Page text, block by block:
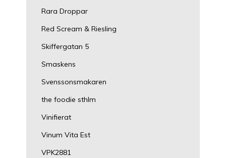
Rara Droppar
Red Scream & Riesling
Skiffergatan 5
Smaskens
Svenssonsmakaren
the foodie sthlm
Vinifierat
Vinum Vita Est
VPK2881